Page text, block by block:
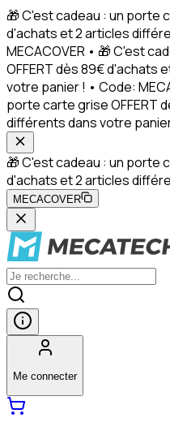
🎁 C'est cadeau : un porte
d'achats et 2 articles
MECACOVER • 🎁 C'est
OFFERT dès 89€ d'achats
votre panier ! • Code:
porte carte grise OFFERT
différents dans votre
🎁 C'est cadeau : un porte
d'achats et 2 articles
MECACOVER
Me connecter